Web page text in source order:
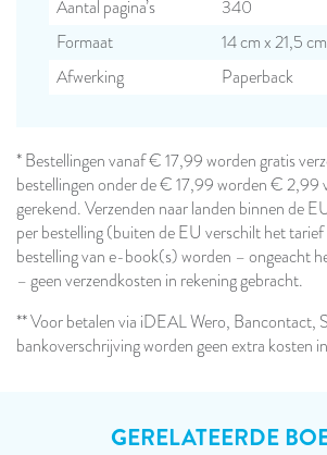
Aantal pagina’s
340
Formaat
14 cm x 21,5 cm
Afwerking
Paperback
* Bestellingen vanaf € 17,99 worden gratis
bestellingen onder de € 17,99 worden € 2,99
gerekend. Verzenden naar landen binnen de
per bestelling (buiten de EU verschilt het
bestelling van e-book(s) worden – ongeacht
– geen verzendkosten in rekening gebracht.
** Voor betalen via iDEAL Wero, Bancontact,
bankoverschrijving worden geen extra kosten
GERELATEERDE